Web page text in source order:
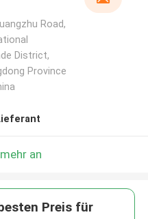
Road,
District,
Province
an
Preis für